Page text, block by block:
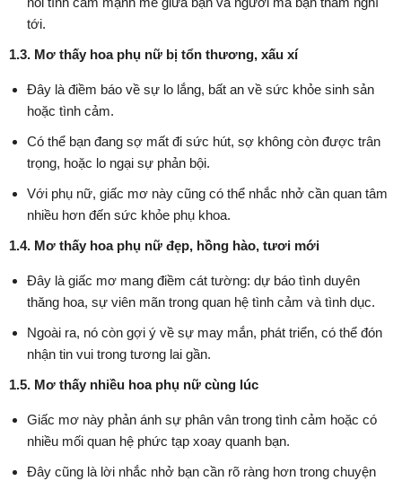
tới.
1.3. Mơ thấy hoa phụ nữ bị tổn thương, xấu xí
Đây là điềm báo về sự lo lắng, bất an về sức khỏe sinh sản
hoặc tình cảm.
Có thể bạn đang sợ mất đi sức hút, sợ không còn được trân
trọng, hoặc lo ngại sự phản bội.
Với phụ nữ, giấc mơ này cũng có thể nhắc nhở cần quan tâm
nhiều hơn đến sức khỏe phụ khoa.
1.4. Mơ thấy hoa phụ nữ đẹp, hồng hào, tươi mới
Đây là giấc mơ mang điềm cát tường: dự báo tình duyên
thăng hoa, sự viên mãn trong quan hệ tình cảm và tình dục.
Ngoài ra, nó còn gợi ý về sự may mắn, phát triển, có thể đón
nhận tin vui trong tương lai gần.
1.5. Mơ thấy nhiều hoa phụ nữ cùng lúc
Giấc mơ này phản ánh sự phân vân trong tình cảm hoặc có
nhiều mối quan hệ phức tạp xoay quanh bạn.
Đây cũng là lời nhắc nhở bạn cần rõ ràng hơn trong chuyện